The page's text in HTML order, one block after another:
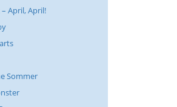
April, April!
Sommer